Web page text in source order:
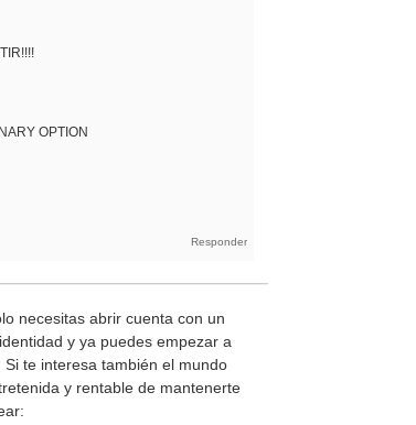
OPTION
necesitas abrir cuenta con un
y ya puedes empezar a
te interesa también el mundo
y rentable de mantenerte